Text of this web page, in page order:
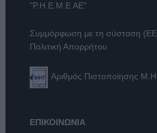
"Ρ.Η.Ε.Μ.Ε ΑΕ"
Συμμόρφωση με τη σύσταση
Πολιτική Απορρήτου
Αριθμός Πιστοποίησης
ΕΠΙΚΟΙΝΩΝΙΑ